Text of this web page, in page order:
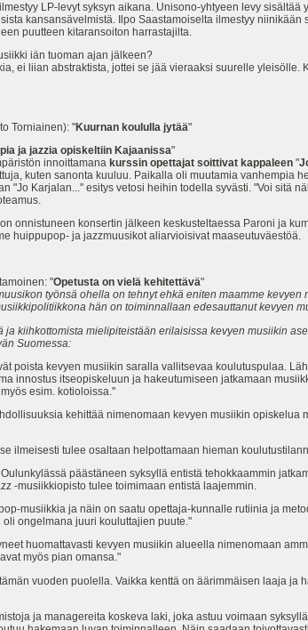
LP-levyt syksyn aikana. Unisono-yhtyeen levy
kansansävelmistä. Ilpo Saastamoiselta ilmestyy
puutteen kitaransoiton harrastajilta.
iän tuoman ajan jälkeen?
ei liian abstraktista, jottei se jää vieraaksi suurelle
"Kuurnan koululla jytää"
ja jazzia opiskeltiin Kajaanissa"
innoittamana kurssin opettajat soittivat kappaleen "
kuten sanonta kuuluu. Paikalla oli muutamia vanhempia
"Jo Karjalan..." esitys vetosi heihin todella syvästi. "Voi sitä
onnistuneen konsertin jälkeen keskusteltaessa Paroni ja
huippupop- ja jazzmuusikot aliarvioisivat maaseutuväestöä.
"Opetusta on vielä kehitettävä"
työnsä ohella on tehnyt ehkä eniten maamme
hän on toiminnallaan edesauttanut kevyen
ja kiihkottomista mielipiteistään erilaisissa kevyen musiikin
Suomessa:
poista kevyen musiikin saralla vallitsevaa koulutuspulaa.
innostus itseopiskeluun ja hakeutumiseen jatkamaan
esim. kotioloissa."
kehittää nimenomaan kevyen musiikin opiskelua
ilmeisesti tulee osaltaan helpottamaan hieman
päästäneen syksyllä entistä tehokkaammin
-musiikkiopisto tulee toimimaan entistä laajemmin.
musiikkia ja näin on saatu opettaja-kunnalle rutiinia ja
ongelmana juuri kouluttajien puute."
huomattavasti kevyen musiikin alueella nimenomaan
myös pian omansa."
vuoden puolella. Vaikka kenttä on äärimmäisen laaja ja
ja managereita koskeva laki, joka astuu voimaan